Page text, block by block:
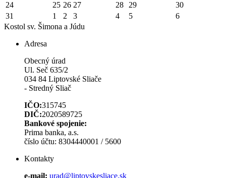
24 25 26 27 28 29
30
31
1 2 3 4 5
6
Kostol sv. Šimona a Júdu
Adresa
Obecný úrad
Ul. Seč 635/2
034 84 Liptovské Sliače
- Stredný Sliač
IČO:315745
DIČ:2020589725
Bankové spojenie:
Prima banka, a.s.
číslo účtu: 8304440001 / 5600
Kontakty
e-mail: urad@liptovskesliace.sk